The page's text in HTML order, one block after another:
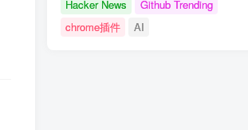
Hacker News
Github Trending
chrome插件
AI